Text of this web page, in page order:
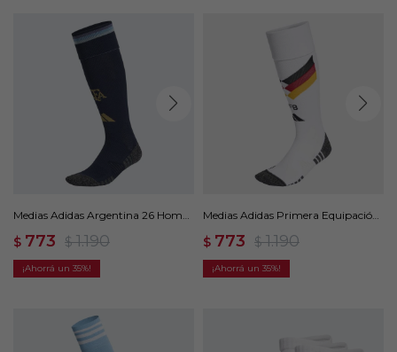
Medias Adidas Argentina 26 Home
$ 773 $ 1.190
35
Medias Adidas Primera Equipación
$ 773 $ 1.190
35